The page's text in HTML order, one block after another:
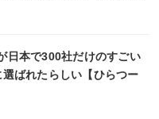
日本で300社だけのすごい
ばれたらしい【ひらつー